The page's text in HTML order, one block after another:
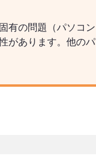
有の問題（パソコン
があります。他のパ